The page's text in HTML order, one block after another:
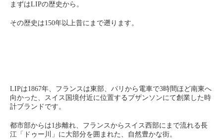
まずはLIPの歴史から。
その歴史は150年以上昔にまで遡ります。
LIPは1867年、フランスは東部、パリから電車で3時間ほど南東へ
向かった、スイス国境付近に位置するブザンソンにて創業した時
計ブランドです。
都市部からは1歩離れ、フランスからスイス西部にまで流れる長
江「ドゥー川」に大部分を囲まれた、自然豊かな街。